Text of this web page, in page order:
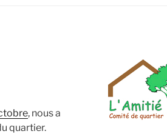
, nous a
quartier.